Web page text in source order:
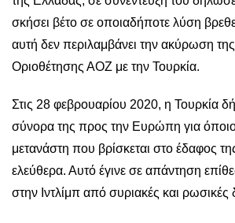
σκήσει βέτο σε οποιαδήποτε λύση
αυτή δεν περιλαμβάνει την ακύρωση
Οριοθέτησης ΑΟΖ με την Τουρκία.
Στις 28 φεβρουαρίου 2020, η Τουρκία
σύνορα της προς την Ευρώπη για
μετανάστη που βρίσκεται στο έδαφος
ελεύθερα. Αυτό έγινε σε απάντηση
στην Ιντλίμπ από συριακές και ρωσικές